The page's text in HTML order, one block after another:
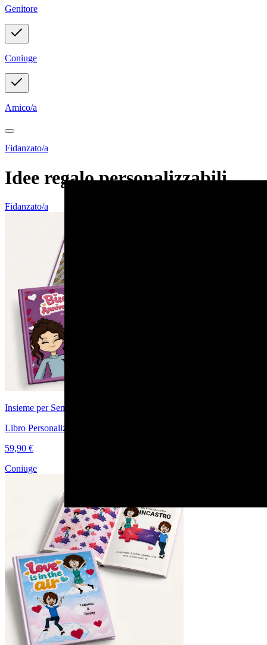
Genitore
Coniuge
Amico/a
Fidanzato/a
Idee regalo personalizzabili
Fidanzato/a
Insieme per Sempre
Libro Personalizzato Anniversario per Fidanzati
59,90 €
Coniuge